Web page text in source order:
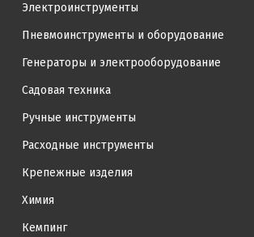
Электроинструменты
Пневмоинструменты и оборудование
Генераторы и электрооборудование
Садовая техника
Ручные инструменты
Расходные инструменты
Крепежные изделия
Химия
Кемпинг